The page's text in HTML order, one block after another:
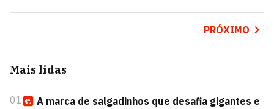
PRÓXIMO
Mais lidas
01
A marca de salgadinhos que desafia gigantes e